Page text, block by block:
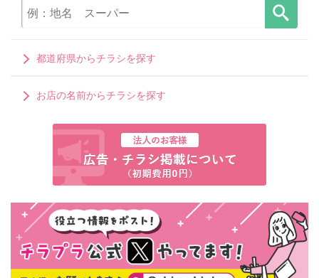
都道府県からチラシを探す
お店の名前からチラシを探す